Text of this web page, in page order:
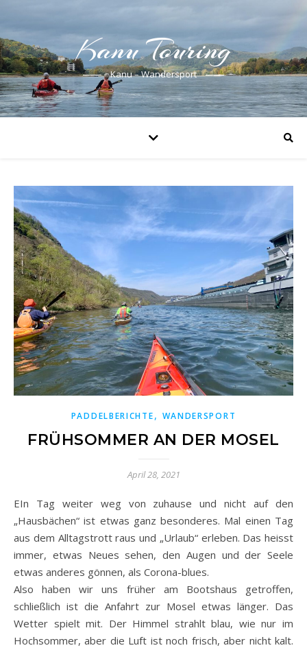
Kanu Touring
Kanu – Wandersport
PADDELBERICHTE, WANDERSPORT
FRÜHSOMMER AN DER MOSEL
April 28, 2021
EIn Tag weiter weg von zuhause und nicht auf den
„Hausbächen“ ist etwas ganz besonderes. Mal einen Tag
aus dem Alltagstrott raus und „Urlaub“ erleben. Das heisst
immer, etwas Neues sehen, den Augen und der Seele
etwas anderes gönnen, als Corona-blues.
Also haben wir uns früher am Bootshaus getroffen,
schließlich ist die Anfahrt zur Mosel etwas länger. Das
Wetter spielt mit. Der Himmel strahlt blau, wie nur im
Hochsommer, aber die Luft ist noch frisch, aber nicht kalt.